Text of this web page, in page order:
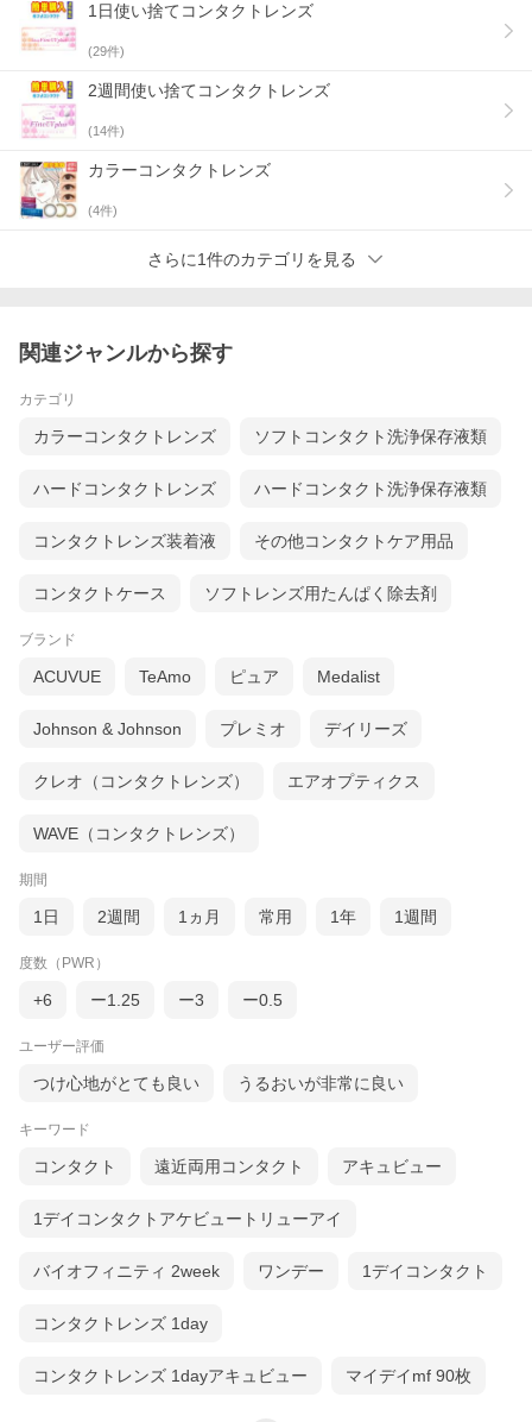
製品スペック
装用方法
1日交換 終日装用
素材グループ分
類
含水率
59％
(無色透明だとレンズが見えにくく取り扱いが
難しいため、
直径（DIA）
14.2mm
ベースカーブ
8.6mm
光学デザイン
非球面・単焦点
-0.25〜-6.50（0.25ステップ）
-7.00〜-9.00（0.50ステップ）
入数／箱
30枚（片眼約1ヵ月分）
1日使い捨てコンタクトレンズ
(29件)
2週間使い捨てコンタクトレンズ
(14件)
カラーコンタクトレンズ
(4件)
さらに1件のカテゴリを見る
関連ジャンルから探す
カテゴリ
カラーコンタクトレンズ ソフトコンタクト洗浄保存液類
ハードコンタクトレンズ ハードコンタクト洗浄保存液類
コンタクトレンズ装着液 その他コンタクトケア用品
コンタクトケース ソフトレンズ用たんぱく除去剤
ブランド
ACUVUE TeAmo ピュア Medalist
Johnson & Johnson プレミオ デイリーズ
クレオ（コンタクトレンズ） エアオプティクス
WAVE（コンタクトレンズ）
期間
1日 2週間 1ヵ月 常用 1年 1週間
度数（PWR）
+6 ー1.25 ー3 ー0.5
ユーザー評価
つけ心地がとても良い うるおいが非常に良い
キーワード
コンタクト 遠近両用コンタクト アキュビュー
1デイコンタクトアケビュートリューアイ
バイオフィニティ 2week ワンデー 1デイコンタクト
コンタクトレンズ 1day
コンタクトレンズ 1dayアキュビュー マイデイmf 90枚